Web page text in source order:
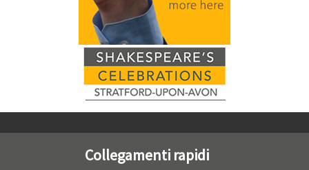
Collegamenti rapidi